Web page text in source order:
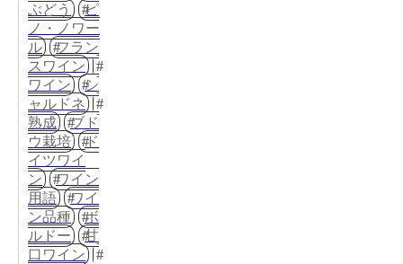
ぶどう
ピ
ノ・ノワー
ル
フラン
スワイン
ワイン
シ
ャルドネ
熟成
ブド
ウ栽培
ド
イツワイ
ン
ワイン
用語
ワイ
ン品種
ボ
ルドー
甘
口ワイン